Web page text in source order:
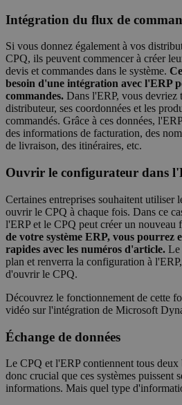
Intégration du flux de
Si vous donnez également à vos
CPQ, ils peuvent commencer à créer
devis et commandes dans le système.
besoin d'une intégration avec l'ERP
commandes. Dans l'ERP, vous devriez
distributeur, ses coordonnées et les
commandés. Grâce à ces données,
des informations de facturation, des
de livraison, des itinéraires, etc.
Ouvrir le configurateur dans
Certaines entreprises souhaitent utiliser
ouvrir le CPQ à chaque fois. Dans ce
l'ERP et le CPQ peut créer un nouveau
de votre système ERP, vous pourrez
rapides avec les numéros d'article. Le
plan et renverra la configuration à
d'ouvrir le CPQ.
Découvrez le fonctionnement de cette
vidéo sur l'intégration de Microsoft
Échange de données
Le CPQ et l'ERP contiennent tous deux
donc crucial que ces systèmes puissent
informations. Mais quel type